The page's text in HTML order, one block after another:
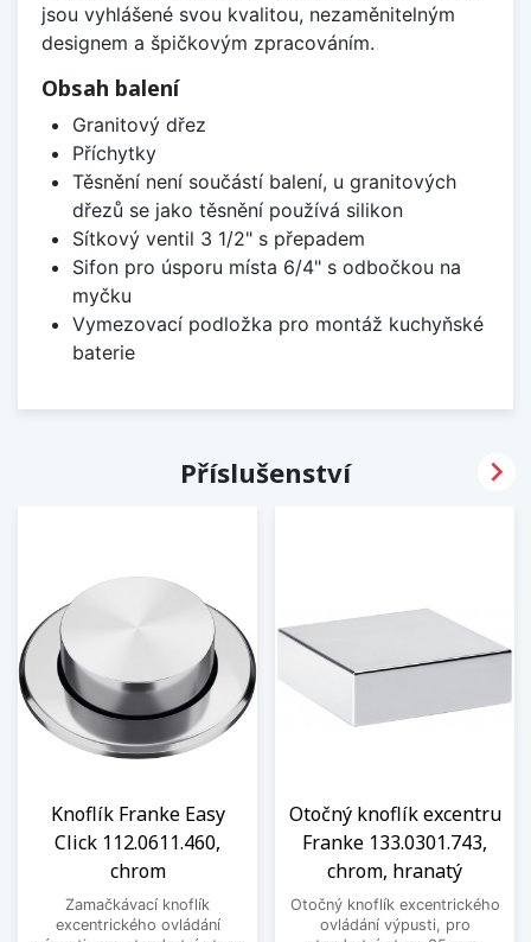
jsou vyhlášené svou kvalitou, nezaměnitelným
designem a špičkovým zpracováním.
Obsah balení
Granitový dřez
Příchytky
Těsnění není součástí balení, u granitových
dřezů se jako těsnění používá silikon
Sítkový ventil 3 1/2" s přepadem
Sifon pro úsporu místa 6/4" s odbočkou na
myčku
Vymezovací podložka pro montáž kuchyňské
baterie
Příslušenství
Knoflík Franke Easy
Click 112.0611.460,
chrom
Zamačkávací knoflík
excentrického ovládání
Otočný knoflík excentru
Franke 133.0301.743,
chrom, hranatý
Otočný knoflík excentrického
ovládání výpusti, pro
